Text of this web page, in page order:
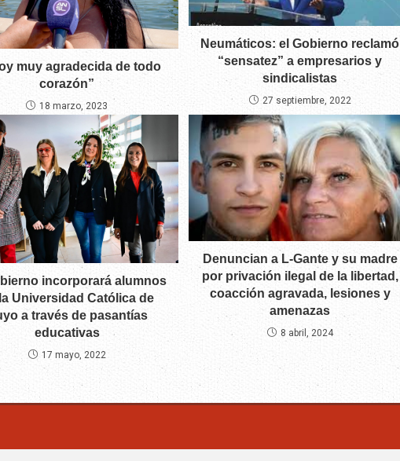
muy agradecida de todo
corazón”
18 marzo, 2023
Neumáticos: el Gobierno reclamó
“sensatez” a empresarios y
sindicalistas
27 septiembre, 2022
incorporará alumnos
Universidad Católica de
a través de pasantías
educativas
17 mayo, 2022
Denuncian a L-Gante y su madre
por privación ilegal de la libertad,
coacción agravada, lesiones y
amenazas
8 abril, 2024